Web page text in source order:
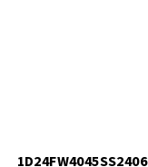
1D24FW4045SS2406